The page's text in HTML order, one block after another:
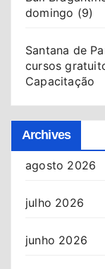
domingo (9)
Santana de
cursos
Capacitação
Archives
agosto 2026
julho 2026
junho 2026